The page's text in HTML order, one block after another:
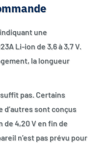
une
Li-ion de 3,6 à 3,7 V.
la longueur
pas. Certains
sont conçus
de 4,20 V en fin de
n’est pas prévu pour